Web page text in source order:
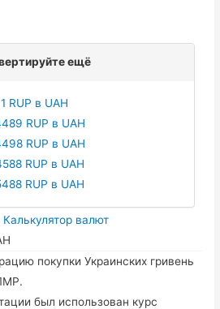
ещё
1 RUP в UAH
RUP в UAH
RUP в UAH
RUP в UAH
RUP в UAH
Калькулятор валют
покупки Украинских гривень
был использован курс